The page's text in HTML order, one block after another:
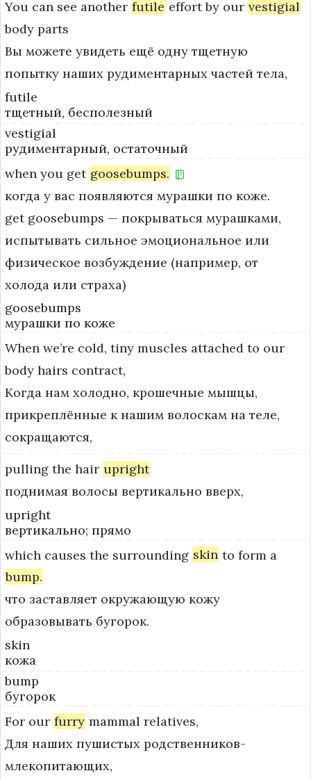
You can see another futile effort by our vestigial
body parts
Вы можете увидеть ещё одну тщетную
попытку наших рудиментарных частей тела,
futile
тщетный, бесполезный
vestigial
рудиментарный, остаточный
when you get goosebumps.
когда у вас появляются мурашки по коже.
get goosebumps — покрываться мурашками,
испытывать сильное эмоциональное или
физическое возбуждение (например, от
холода или страха)
goosebumps
мурашки по коже
When we’re cold, tiny muscles attached to our
body hairs contract,
Когда нам холодно, крошечные мышцы,
прикреплённые к нашим волоскам на теле,
сокращаются,
pulling the hair upright
поднимая волосы вертикально вверх,
upright
вертикально; прямо
which causes the surrounding skin to form a
bump.
что заставляет окружающую кожу
образовывать бугорок.
skin
кожа
bump
бугорок
For our furry mammal relatives,
Для наших пушистых родственников-
млекопитающих,